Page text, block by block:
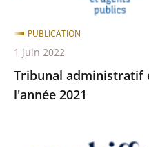
Tribunal administratif
l'année 2021
PUBLICATION
1 juin 2022